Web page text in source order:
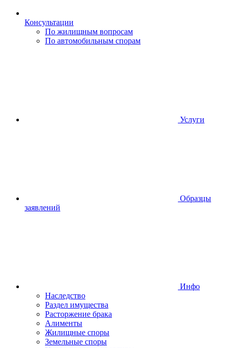
Консультации
По жилищным вопросам
По автомобильным спорам
Услуги
Образцы
заявлений
Инфо
Наследство
Раздел имущества
Расторжение брака
Алименты
Жилищные споры
Земельные споры